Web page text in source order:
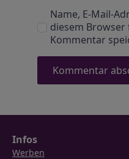
Name, E-Mail-
diesem
Kommentar
Infos
Werben